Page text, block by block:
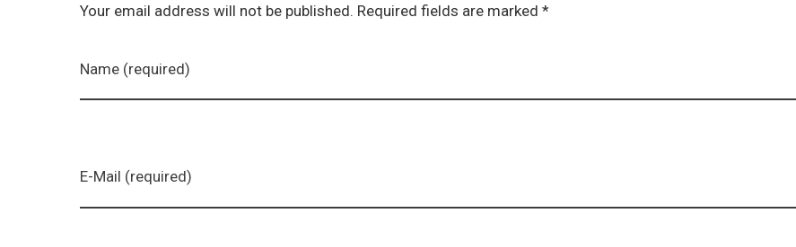
Your email address will not be published. Required fields are marked *
Name (required)
E-Mail (required)